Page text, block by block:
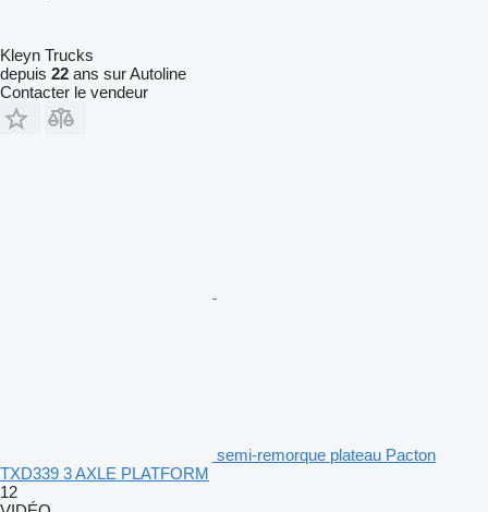
Kleyn Trucks
depuis 22 ans sur Autoline
Contacter le vendeur
semi-remorque plateau Pacton
TXD339 3 AXLE PLATFORM
12